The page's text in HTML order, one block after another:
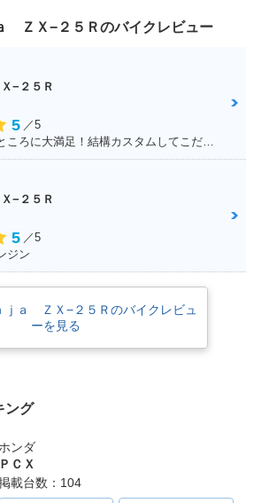
ＺＸ−２５Ｒのバイクレビュー
−２５Ｒ
5 ／5
満足ポイント:かっこいいところに大満足！結構カスタムしてこだわっています！
−２５Ｒ
5 ／5
ジン
ｊａ ＺＸ−２５Ｒのバイクレビュ
ーを見る
ング
ホンダ
ＰＣＸ
載台数：104